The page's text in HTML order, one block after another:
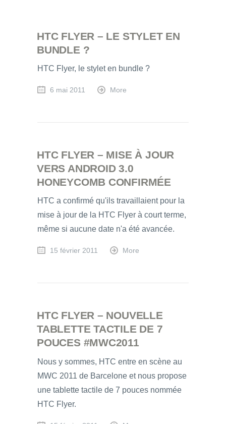
HTC FLYER – LE STYLET EN
BUNDLE ?
HTC Flyer, le stylet en bundle ?
6 mai 2011 More
HTC FLYER – MISE À JOUR
VERS ANDROID 3.0
HONEYCOMB CONFIRMÉE
HTC a confirmé qu'ils travaillaient pour la
mise à jour de la HTC Flyer à court terme,
même si aucune date n'a été avancée.
15 février 2011 More
HTC FLYER – NOUVELLE
TABLETTE TACTILE DE 7
POUCES #MWC2011
Nous y sommes, HTC entre en scène au
MWC 2011 de Barcelone et nous propose
une tablette tactile de 7 pouces nommée
HTC Flyer.